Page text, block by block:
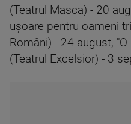
(Teatrul Masca) - 20
uşoare pentru oameni
Români) - 24 august,
(Teatrul Excelsior) - 3